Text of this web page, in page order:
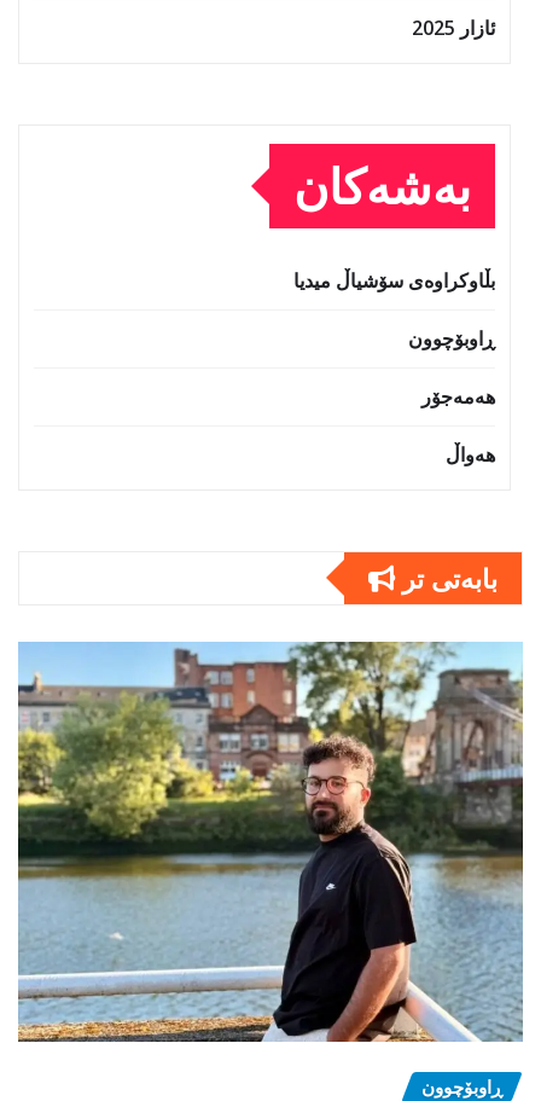
ئازار 2025
بەشەکان
بڵاوکراوەی سۆشیاڵ میدیا
ڕاوبۆچوون
هەمەجۆر
هەواڵ
بابەتى تر
ڕاوبۆچوون